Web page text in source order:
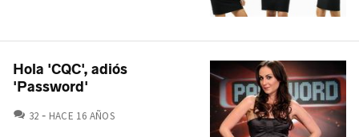
Hola 'CQC', adiós
'Password'
32 COMENTARIOS
HACE 16 AÑOS